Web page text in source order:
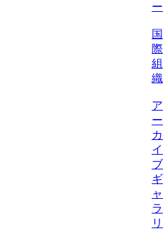
ー
国
際
組
織
ア
ー
カ
イ
ブ
ギ
ャ
ラ
リ